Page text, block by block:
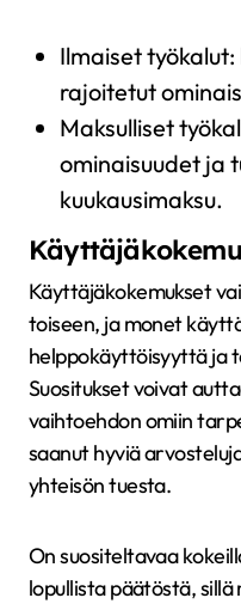
Ilmaiset
rajoitetut
Maksulliset
ominaisuudet ja
kuukausimaksu.
Käyttäjäkokemukset
toiseen, ja monet
helppokäyttöisyyttä ja
Suositukset voivat
vaihtoehdon omiin
saanut hyviä
yhteisön tuesta.
On suositeltavaa
lopullista päätöstä,